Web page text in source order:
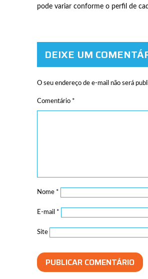
pode variar conforme o perfil de
DEIXE UM
O seu endereço de e-mail não será
Comentário *
Nome *
E-mail *
Site